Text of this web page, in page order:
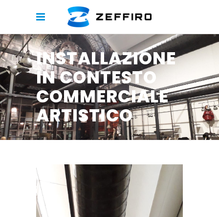
INSTALLAZIONE
IN CONTESTO
COMMERCIALE
ARTISTICO